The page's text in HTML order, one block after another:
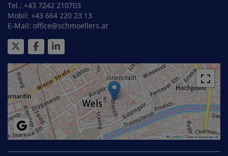
Tel.: +43 7242 210703
Mobil: +43 664 220 23 13
E-Mail: office@schmoellers.at
Leaflet| Tiles ©basemap.at